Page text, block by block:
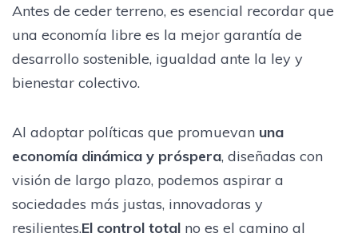
Antes de ceder terreno, es esencial recordar que
una economía libre es la mejor garantía de
desarrollo sostenible, igualdad ante la ley y
bienestar colectivo.
Al adoptar políticas que promuevan una
economía dinámica y próspera, diseñadas con
visión de largo plazo, podemos aspirar a
sociedades más justas, innovadoras y
resilientes.El control total no es el camino al